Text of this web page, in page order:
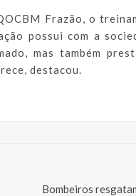
Frazão, o
possui com a
mas também
destacou.
Bombeiros